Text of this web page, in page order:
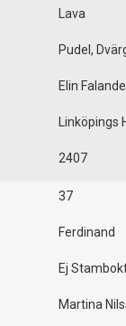
Lava
Pudel,
Elin
Linköpings
2407
37
Ferdinand
Ej
Martina